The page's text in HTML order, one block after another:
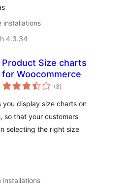
installations
4.3.34
Product Size charts
for Woocommerce
(3total
ratings
)
you display size charts on
so that your customers
selecting the right size
installations